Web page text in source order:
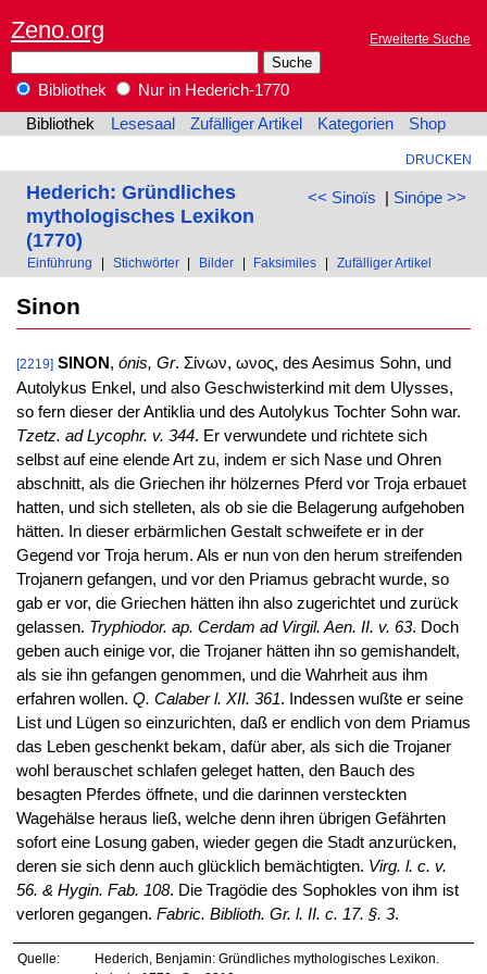
Zeno.org Erweiterte Suche
Bibliothek
Nur in Hederich-1770
Bibliothek
Lesesaal Zufälliger Artikel Kategorien Shop
DRUCKEN
<< Sinoïs | Sinópe >>
Hederich: Gründliches
mythologisches Lexikon
(1770)
Einführung Stichwörter Bilder Faksimiles Zufälliger Artikel
Sinon
[2219] SINON , ónis, Gr. Σίνων, ωνος, des Aesimus Sohn, und
Autolykus Enkel, und also Geschwisterkind mit dem Ulysses,
so fern dieser der Antiklia und des Autolykus Tochter Sohn war.
Tzetz. ad Lycophr. v. 344. Er verwundete und richtete sich
selbst auf eine elende Art zu, indem er sich Nase und Ohren
abschnitt, als die Griechen ihr hölzernes Pferd vor Troja erbauet
hatten, und sich stelleten, als ob sie die Belagerung aufgehoben
hätten. In dieser erbärmlichen Gestalt schweifete er in der
Gegend vor Troja herum. Als er nun von den herum streifenden
Trojanern gefangen, und vor den Priamus gebracht wurde, so
gab er vor, die Griechen hätten ihn also zugerichtet und zurück
gelassen. Tryphiodor. ap. Cerdam ad Virgil. Aen. II. v. 63. Doch
geben auch einige vor, die Trojaner hätten ihn so gemishandelt,
als sie ihn gefangen genommen, und die Wahrheit aus ihm
erfahren wollen. Q. Calaber l. XII. 361. Indessen wußte er seine
List und Lügen so einzurichten, daß er endlich von dem Priamus
das Leben geschenkt bekam, dafür aber, als sich die Trojaner
wohl berauschet schlafen geleget hatten, den Bauch des
besagten Pferdes öffnete, und die darinnen versteckten
Wagehälse heraus ließ, welche denn ihren übrigen Gefährten
sofort eine Losung gaben, wieder gegen die Stadt anzurücken,
deren sie sich denn auch glücklich bemächtigten. Virg. l. c. v.
56. & Hygin. Fab. 108. Die Tragödie des Sophokles von ihm ist
verloren gegangen. Fabric. Biblioth. Gr. l. II. c. 17. §. 3.
Quelle:
Hederich, Benjamin: Gründliches mythologisches Lexikon.